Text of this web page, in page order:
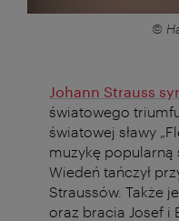
©
Johann Strauss
światowego
światowej sławy
muzykę popularną
Wiedeń tańczył
Straussów. Także
oraz bracia Josef i